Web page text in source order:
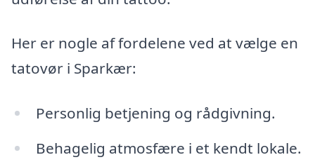
Her er nogle af fordelene ved at vælge en
tatovør i Sparkær:
Personlig betjening og rådgivning.
Behagelig atmosfære i et kendt lokale.